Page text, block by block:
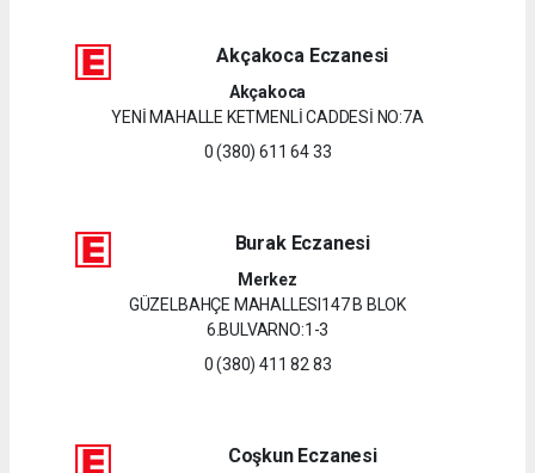
Akçakoca Eczanesi
Akçakoca
YENİ MAHALLE KETMENLİ CADDESİ NO:7A
0 (380) 611 64 33
Burak Eczanesi
Merkez
GÜZELBAHÇE MAHALLESI147 B BLOK
6.BULVARNO:1-3
0 (380) 411 82 83
Coşkun Eczanesi